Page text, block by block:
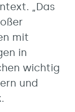
„Das
mit
in
wichtig
und